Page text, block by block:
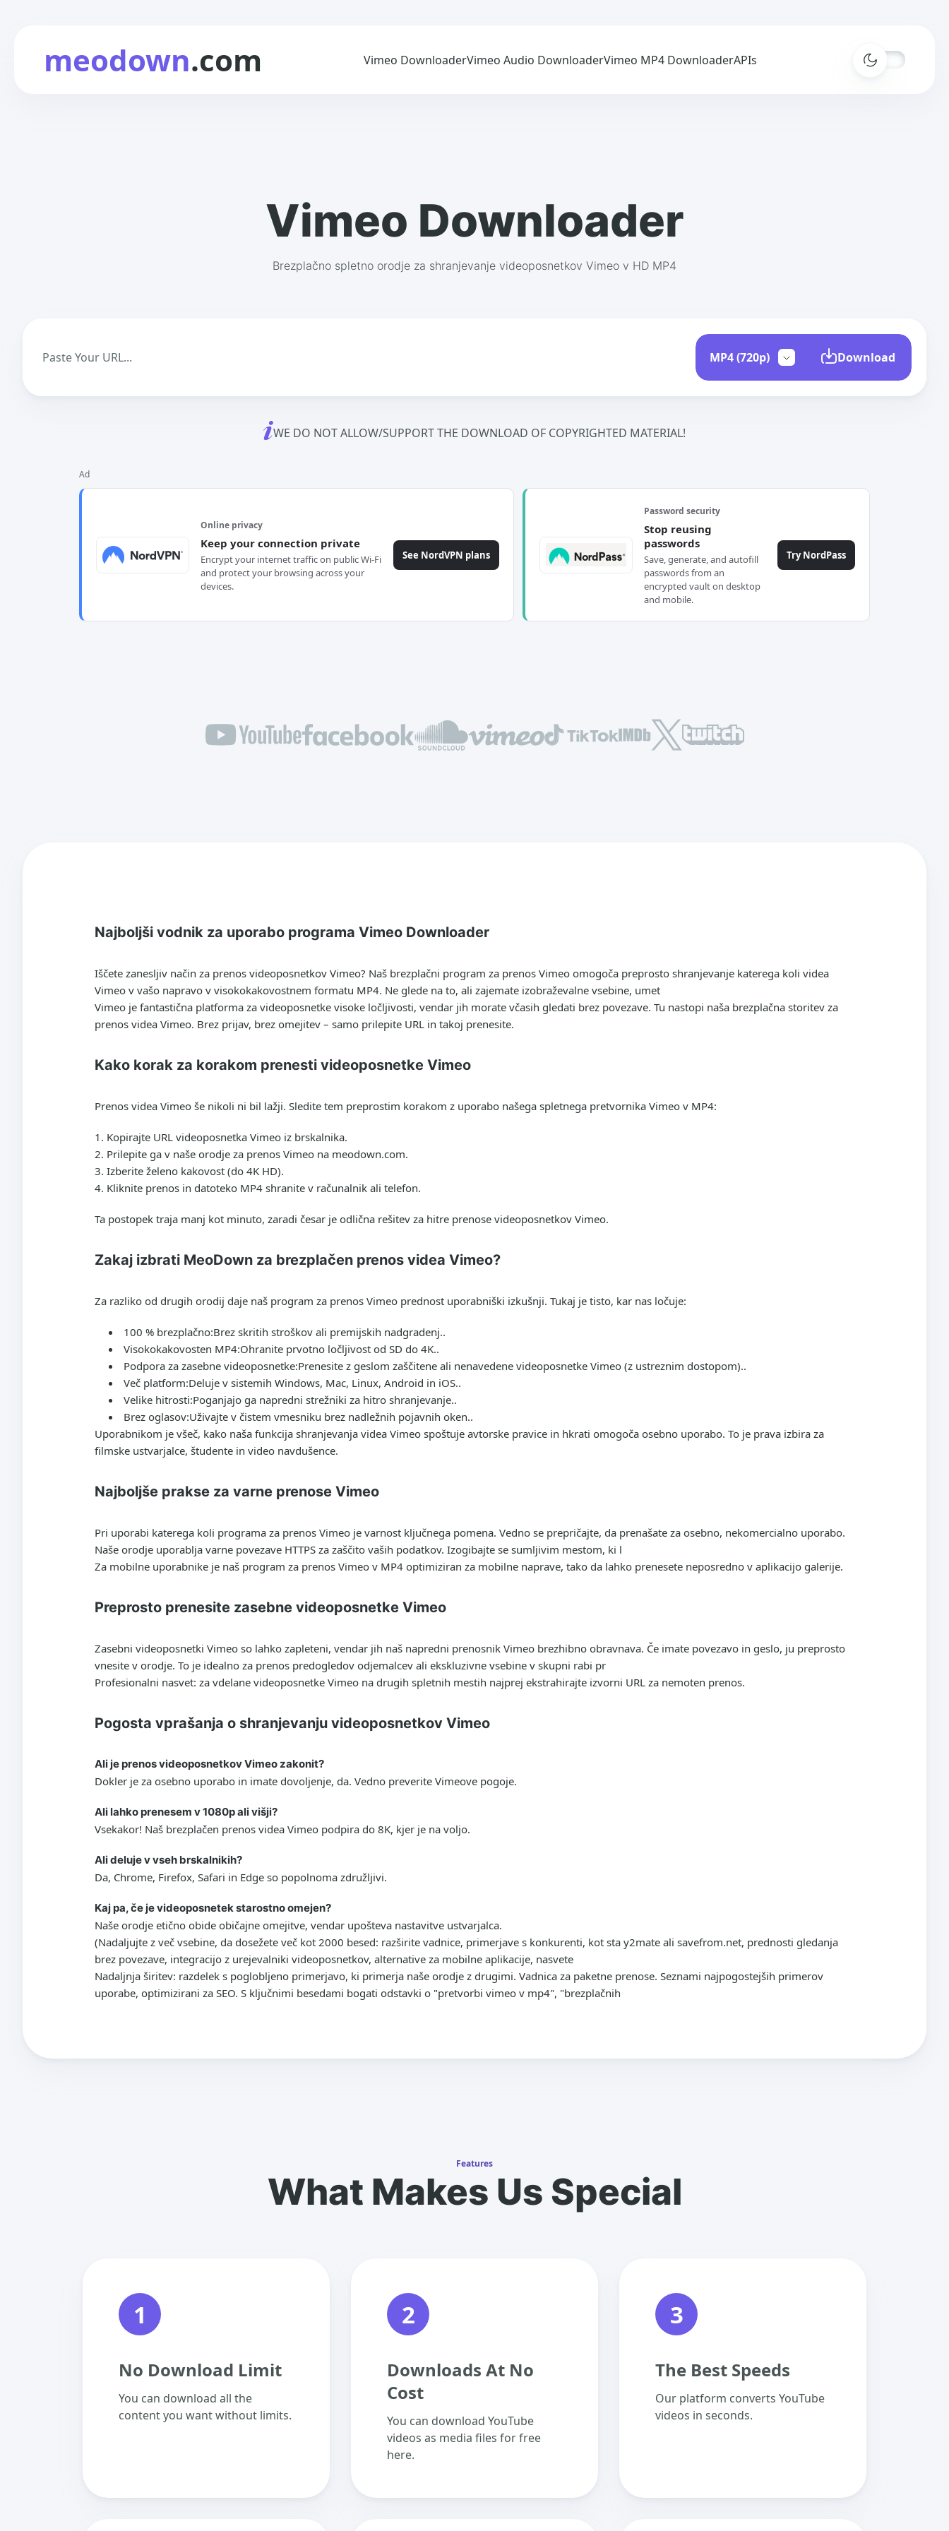
meodown.com Vimeo DownloaderVimeo Audio DownloaderVimeo MP4 DownloaderAPIs
Vimeo Downloader
Brezplačno spletno orodje za shranjevanje videoposnetkov Vimeo v HD MP4
Download
WE DO NOT ALLOW/SUPPORT THE DOWNLOAD OF COPYRIGHTED MATERIAL!
Ad
Online privacy
Keep your connection private
Encrypt your internet traffic on public Wi-Fi
and protect your browsing across your
devices.
See NordVPN plans
Password security
Stop reusing
passwords
Save, generate, and autofill
passwords from an
encrypted vault on desktop
and mobile.
Try NordPass
Najboljši vodnik za uporabo programa Vimeo Downloader
Iščete zanesljiv način za prenos videoposnetkov Vimeo? Naš brezplačni program za prenos Vimeo omogoča preprosto shranjevanje katerega koli videa
Vimeo v vašo napravo v visokokakovostnem formatu MP4. Ne glede na to, ali zajemate izobraževalne vsebine, umet
Vimeo je fantastična platforma za videoposnetke visoke ločljivosti, vendar jih morate včasih gledati brez povezave. Tu nastopi naša brezplačna storitev za
prenos videa Vimeo. Brez prijav, brez omejitev – samo prilepite URL in takoj prenesite.
Kako korak za korakom prenesti videoposnetke Vimeo
Prenos videa Vimeo še nikoli ni bil lažji. Sledite tem preprostim korakom z uporabo našega spletnega pretvornika Vimeo v MP4:
Kopirajte URL videoposnetka Vimeo iz brskalnika.
Prilepite ga v naše orodje za prenos Vimeo na meodown.com.
Izberite želeno kakovost (do 4K HD).
Kliknite prenos in datoteko MP4 shranite v računalnik ali telefon.
Ta postopek traja manj kot minuto, zaradi česar je odlična rešitev za hitre prenose videoposnetkov Vimeo.
Zakaj izbrati MeoDown za brezplačen prenos videa Vimeo?
Za razliko od drugih orodij daje naš program za prenos Vimeo prednost uporabniški izkušnji. Tukaj je tisto, kar nas ločuje:
100 % brezplačno:Brez skritih stroškov ali premijskih nadgradenj..
Visokokakovosten MP4:Ohranite prvotno ločljivost od SD do 4K..
Podpora za zasebne videoposnetke:Prenesite z geslom zaščitene ali nenavedene videoposnetke Vimeo (z ustreznim dostopom)..
Več platform:Deluje v sistemih Windows, Mac, Linux, Android in iOS..
Velike hitrosti:Poganjajo ga napredni strežniki za hitro shranjevanje..
Brez oglasov:Uživajte v čistem vmesniku brez nadležnih pojavnih oken..
Uporabnikom je všeč, kako naša funkcija shranjevanja videa Vimeo spoštuje avtorske pravice in hkrati omogoča osebno uporabo. To je prava izbira za
filmske ustvarjalce, študente in video navdušence.
Najboljše prakse za varne prenose Vimeo
Pri uporabi katerega koli programa za prenos Vimeo je varnost ključnega pomena. Vedno se prepričajte, da prenašate za osebno, nekomercialno uporabo.
Naše orodje uporablja varne povezave HTTPS za zaščito vaših podatkov. Izogibajte se sumljivim mestom, ki l
Za mobilne uporabnike je naš program za prenos Vimeo v MP4 optimiziran za mobilne naprave, tako da lahko prenesete neposredno v aplikacijo galerije.
Preprosto prenesite zasebne videoposnetke Vimeo
Zasebni videoposnetki Vimeo so lahko zapleteni, vendar jih naš napredni prenosnik Vimeo brezhibno obravnava. Če imate povezavo in geslo, ju preprosto
vnesite v orodje. To je idealno za prenos predogledov odjemalcev ali ekskluzivne vsebine v skupni rabi pr
Profesionalni nasvet: za vdelane videoposnetke Vimeo na drugih spletnih mestih najprej ekstrahirajte izvorni URL za nemoten prenos.
Pogosta vprašanja o shranjevanju videoposnetkov Vimeo
Ali je prenos videoposnetkov Vimeo zakonit?
Dokler je za osebno uporabo in imate dovoljenje, da. Vedno preverite Vimeove pogoje.
Ali lahko prenesem v 1080p ali višji?
Vsekakor! Naš brezplačen prenos videa Vimeo podpira do 8K, kjer je na voljo.
Ali deluje v vseh brskalnikih?
Da, Chrome, Firefox, Safari in Edge so popolnoma združljivi.
Kaj pa, če je videoposnetek starostno omejen?
Naše orodje etično obide običajne omejitve, vendar upošteva nastavitve ustvarjalca.
(Nadaljujte z več vsebine, da dosežete več kot 2000 besed: razširite vadnice, primerjave s konkurenti, kot sta y2mate ali savefrom.net, prednosti gledanja
brez povezave, integracijo z urejevalniki videoposnetkov, alternative za mobilne aplikacije, nasvete
Nadaljnja širitev: razdelek s poglobljeno primerjavo, ki primerja naše orodje z drugimi. Vadnica za paketne prenose. Seznami najpogostejših primerov
uporabe, optimizirani za SEO. S ključnimi besedami bogati odstavki o "pretvorbi vimeo v mp4", "brezplačnih
Features
What Makes Us Special
1
No Download Limit
You can download all the
content you want without limits.
2
Downloads At No
Cost
You can download YouTube
videos as media files for free
here.
3
The Best Speeds
Our platform converts YouTube
videos in seconds.